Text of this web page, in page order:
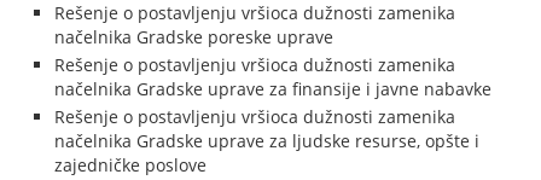
Rešenje o postavljenju vršioca dužnosti zamenika
načelnika Gradske poreske uprave
Rešenje o postavljenju vršioca dužnosti zamenika
načelnika Gradske uprave za finansije i javne nabavke
Rešenje o postavljenju vršioca dužnosti zamenika
načelnika Gradske uprave za ljudske resurse, opšte i
zajedničke poslove